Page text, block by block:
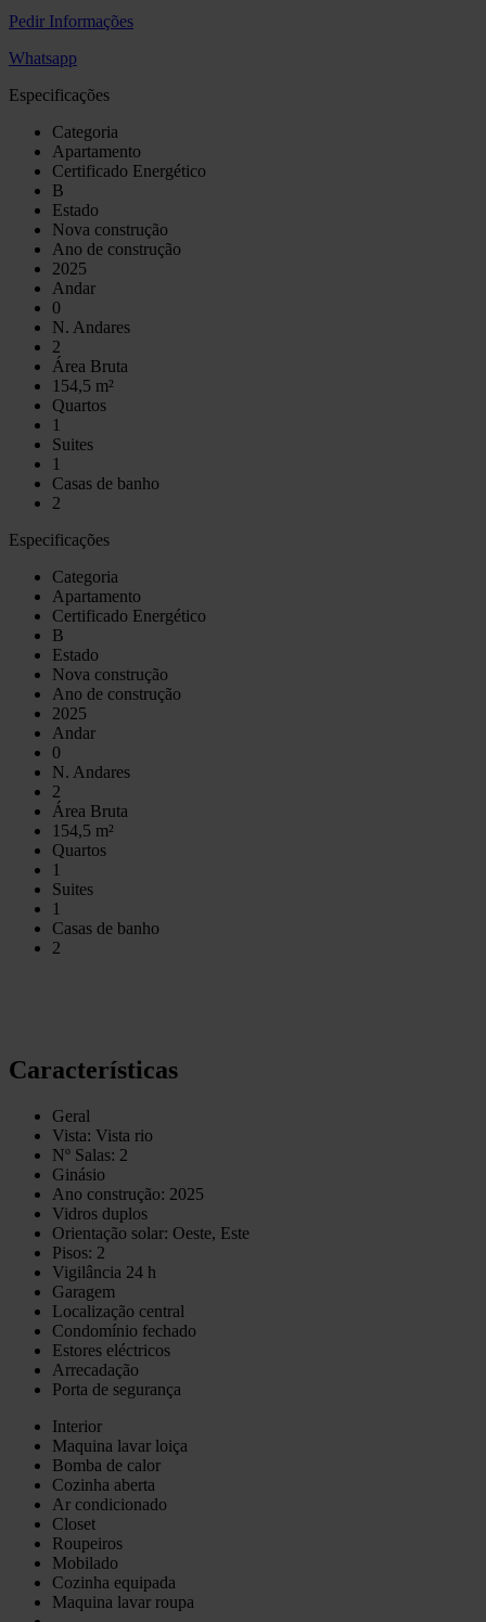
Pedir Informações
Whatsapp
Especificações
Categoria
Apartamento
Certificado Energético
B
Estado
Nova construção
Ano de construção
2025
Andar
0
N. Andares
2
Área Bruta
154,5 m²
Quartos
1
Suites
1
Casas de banho
2
Especificações
Categoria
Apartamento
Certificado Energético
B
Estado
Nova construção
Ano de construção
2025
Andar
0
N. Andares
2
Área Bruta
154,5 m²
Quartos
1
Suites
1
Casas de banho
2
Características
Geral
Vista: Vista rio
Nº Salas: 2
Ginásio
Ano construção: 2025
Vidros duplos
Orientação solar: Oeste, Este
Pisos: 2
Vigilância 24 h
Garagem
Localização central
Condomínio fechado
Estores eléctricos
Arrecadação
Porta de segurança
Interior
Maquina lavar loiça
Bomba de calor
Cozinha aberta
Ar condicionado
Closet
Roupeiros
Mobilado
Cozinha equipada
Maquina lavar roupa